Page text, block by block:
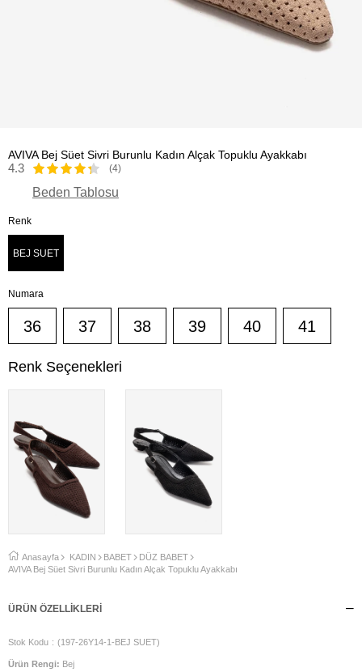
AVIVA Bej Süet Sivri Burunlu Kadın Alçak Topuklu Ayakkabı
4.3 (4)
Beden Tablosu
Renk
BEJ SUET
Numara
36 37 38 39 40 41
Renk Seçenekleri
Anasayfa KADIN BABET
DÜZ BABET
AVIVA Bej Süet Sivri Burunlu Kadın Alçak Topuklu Ayakkabı
ÜRÜN ÖZELLIKLERI
Stok Kodu (197-26Y14-1-BEJ SUET)
Ürün Rengi: Bej